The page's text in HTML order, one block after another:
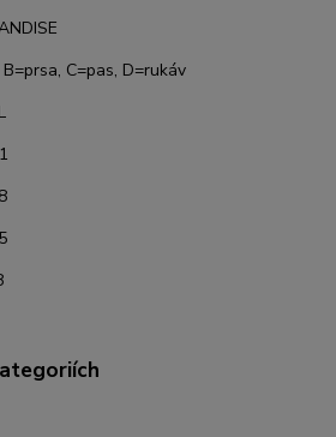
C=pas, D=rukáv